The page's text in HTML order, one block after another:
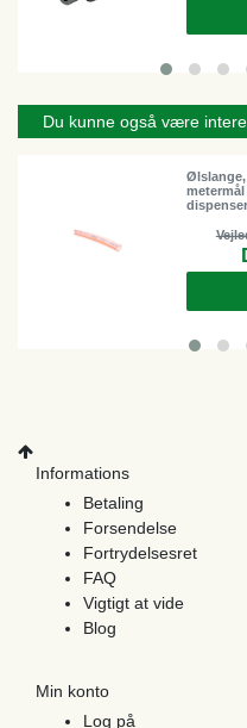
Du kunne også være
Informations
Betaling
Forsendelse
Fortrydelsesret
FAQ
Vigtigt at vide
Blog
Min konto
Log på